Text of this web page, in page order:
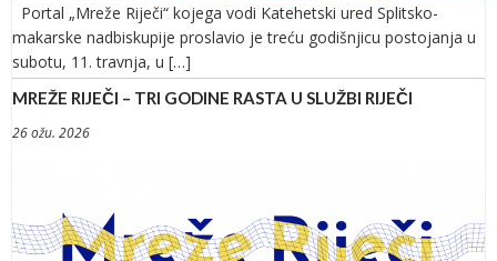
Portal „Mreže Riječi“ kojega vodi Katehetski ured Splitsko-
makarske nadbiskupije proslavio je treću godišnjicu postojanja u
subotu, 11. travnja, u […]
MREŽE RIJEČI – TRI GODINE RASTA U SLUŽBI RIJEČI
26 ožu. 2026